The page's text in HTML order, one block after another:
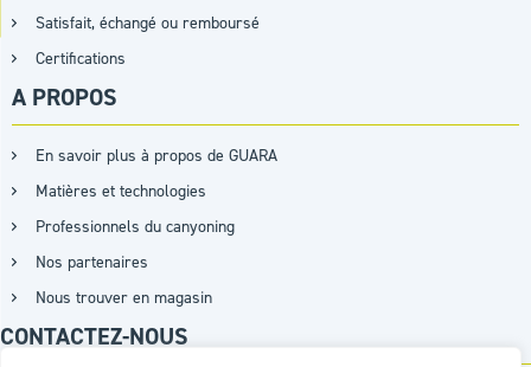
Satisfait, échangé ou remboursé
Certifications
A PROPOS
En savoir plus à propos de GUARA
Matières et technologies
Professionnels du canyoning
Nos partenaires
Nous trouver en magasin
CONTACTEZ-NOUS